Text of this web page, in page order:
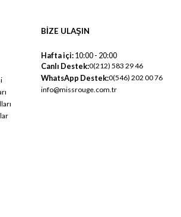
BİZE ULAŞIN
Hafta içi:10:00 - 20:00
Canlı Destek:0(212) 583 29 46
WhatsApp Destek:0(546) 202 00 76
info@missrouge.com.tr